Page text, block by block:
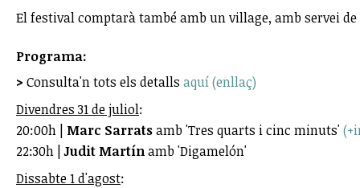
El festival comptarà també amb un village, amb servei
Programa:
> Consulta'n tots els detalls aquí (enllaç)
Divendres 31 de juliol:
20:00h | Marc Sarratsamb 'Tres quarts i cinc minuts'
22:30h |Judit Martínamb 'Digamelón'
Dissabte 1 d'agost: